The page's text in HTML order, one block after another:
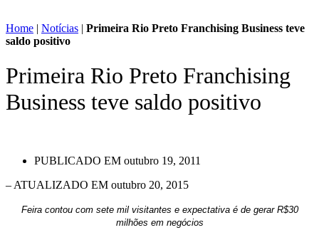
Home | Notícias | Primeira Rio Preto Franchising Business teve
saldo positivo
Primeira Rio Preto Franchising
Business teve saldo positivo
PUBLICADO EM outubro 19, 2011
– ATUALIZADO EM outubro 20, 2015
Feira contou com sete mil visitantes e expectativa é de gerar R$30
milhões em negócios